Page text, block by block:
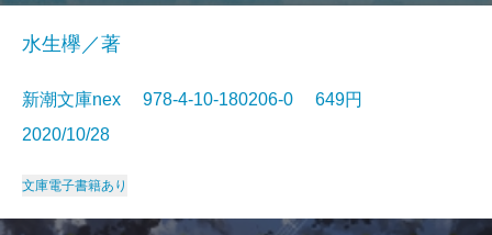
水生欅／著
新潮文庫nex 978-4-10-180206-0 649円
2020/10/28
文庫電子書籍あり